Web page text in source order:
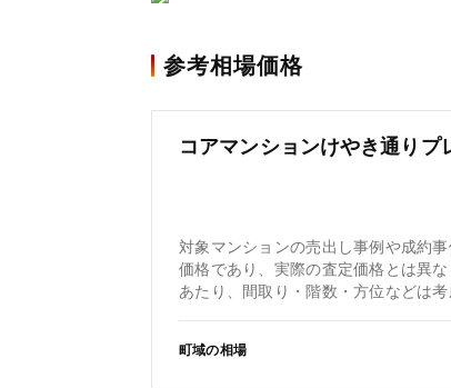
参考相場価格
コアマンションけやき通りプ
対象マンションの売出し事例や成約
価格であり、実際の査定価格とは異
あたり、間取り・階数・方位などは考
町域の相場